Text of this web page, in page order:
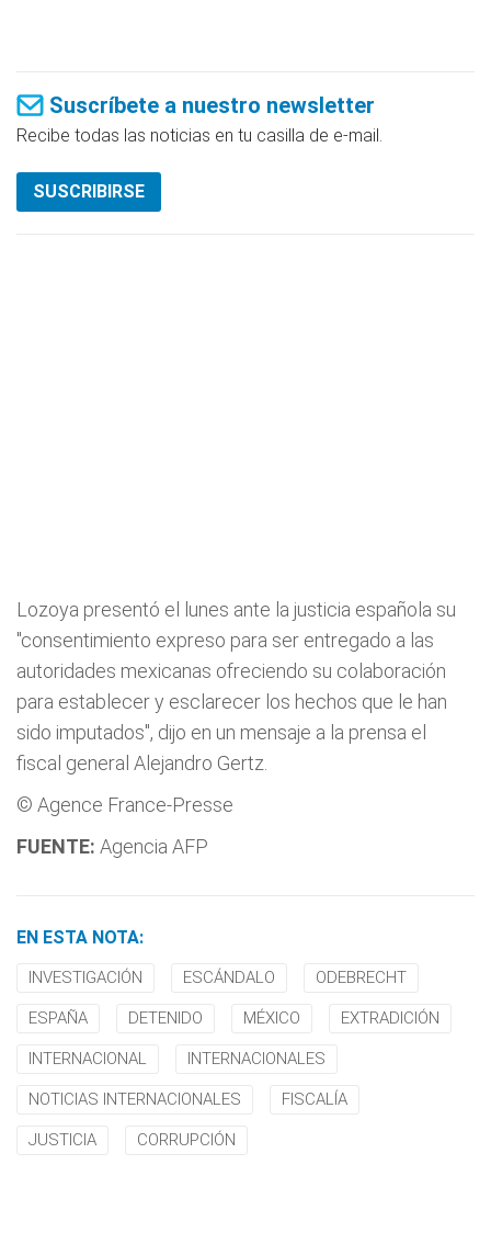
Suscríbete a nuestro newsletter
Recibe todas las noticias en tu casilla de e-mail.
SUSCRIBIRSE
Lozoya presentó el lunes ante la justicia española su
"consentimiento expreso para ser entregado a las
autoridades mexicanas ofreciendo su colaboración
para establecer y esclarecer los hechos que le han
sido imputados", dijo en un mensaje a la prensa el
fiscal general Alejandro Gertz.
© Agence France-Presse
FUENTE: Agencia AFP
EN ESTA NOTA:
INVESTIGACIÓN ESCÁNDALO ODEBRECHT
ESPAÑA DETENIDO MÉXICO EXTRADICIÓN
INTERNACIONAL INTERNACIONALES
NOTICIAS INTERNACIONALES FISCALÍA
JUSTICIA CORRUPCIÓN